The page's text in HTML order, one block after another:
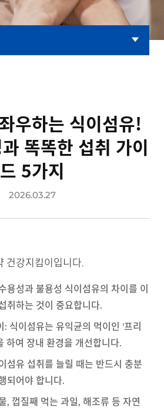
우하는 식이섬유!
똑똑한 섭취 가이
드 5가지
2026.03.27
건강지킴이입니다.
용성과 불용성 식이섬유의 차이를 이
취하는 것이 중요합니다.
: 식이섬유는 유익균의 먹이인 '프리
하여 장내 환경을 개선합니다.
섬유 섭취를 늘릴 때는 반드시 충분
되어야 합니다.
, 껍질째 먹는 과일, 해조류 등 자연